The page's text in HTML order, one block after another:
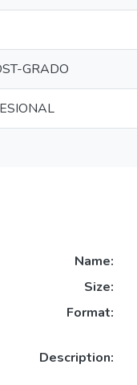
GRADO
Name:
Size:
Format:
Description: